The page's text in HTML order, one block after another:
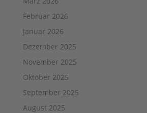
Februar 2026
Januar 2026
Dezember 2025
November 2025
Oktober 2025
September 2025
August 2025